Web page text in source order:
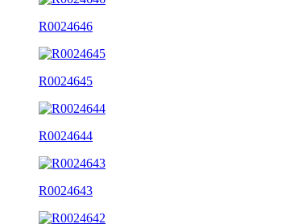
R0024646
R0024645
R0024644
R0024643